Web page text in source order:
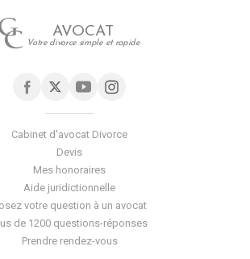
AVOCAT
Votre divorce simple et rapide
Cabinet d'avocat Divorce
Devis
Mes honoraires
Aide juridictionnelle
votre question à un avocat
de 1200 questions-réponses
Prendre rendez-vous